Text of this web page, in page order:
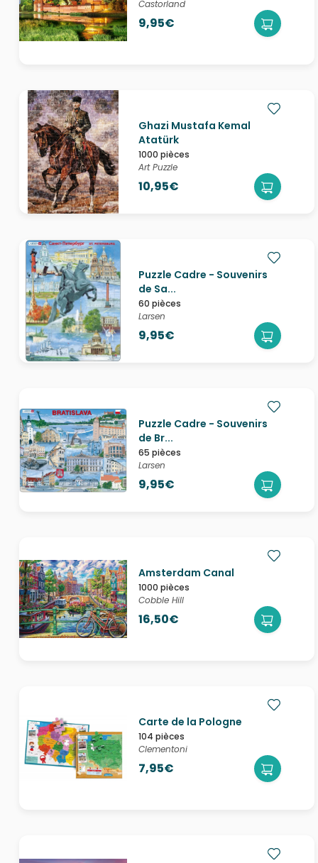
Castorland
9,95€
Ghazi Mustafa Kemal
Atatürk
1000 pièces
Art Puzzle
10,95€
Puzzle Cadre - Souvenirs
de Sa...
60 pièces
Larsen
9,95€
Puzzle Cadre - Souvenirs
de Br...
65 pièces
Larsen
9,95€
Amsterdam Canal
1000 pièces
Cobble Hill
16,50€
Carte de la Pologne
104 pièces
Clementoni
7,95€